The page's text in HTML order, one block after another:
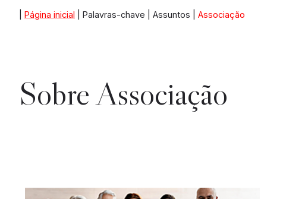
Página inicial | Palavras-chave | Assuntos | Associação
SobreAssociação